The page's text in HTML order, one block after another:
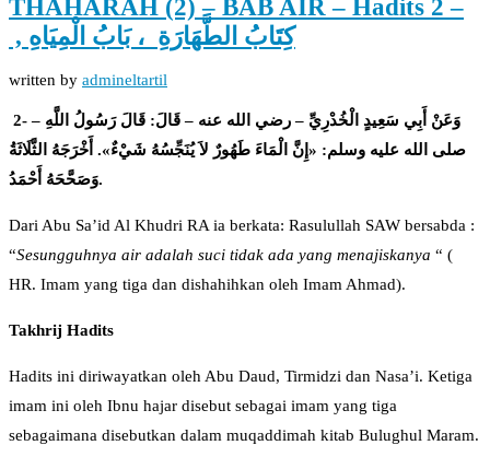
THAHARAH (2) – BAB AIR – Hadits 2 –
, كِتَابُ الطَّهَارَةِ ، بَابُ الْمِيَاهِ
written by admineltartil
2- وَعَنْ أَبِي سَعِيدٍ الْخُدْرِيِّ – رضي الله عنه – قَالَ: قَالَ رَسُولُ اللَّهِ –
صلى الله عليه وسلم: «إِنَّ الْمَاءَ طَهُورٌ لاَ يُنَجِّسُهُ شَيْءٌ». أَخْرَجَهُ الثَّلَاثَةُ
وَصَحَّحَهُ أَحْمَدُ.
Dari Abu Sa’id Al Khudri RA ia berkata: Rasulullah SAW bersabda :
“Sesungguhnya air adalah suci tidak ada yang menajiskanya “ (
HR. Imam yang tiga dan dishahihkan oleh Imam Ahmad).
Takhrij Hadits
Hadits ini diriwayatkan oleh Abu Daud, Tirmidzi dan Nasa’i. Ketiga
imam ini oleh Ibnu hajar disebut sebagai imam yang tiga
sebagaimana disebutkan dalam muqaddimah kitab Bulughul Maram.